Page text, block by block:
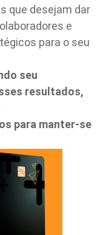
que desejam dar
e
para o seu
seu
resultados,
para manter-se